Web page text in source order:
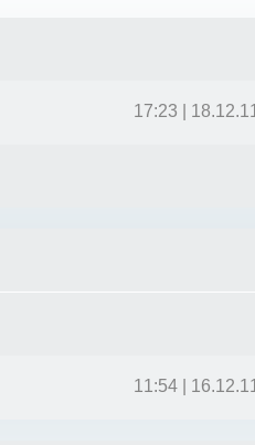
18.12.11 | 17:23
16.12.11 | 11:54